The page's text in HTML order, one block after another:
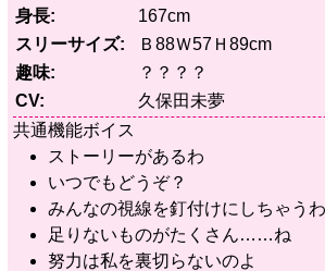
身長
167cm
スリーサイズ
Ｂ88Ｗ57Ｈ89cm
趣味
？？？？
CV
久保田未夢
共通機能ボイス
ストーリーがあるわ
いつでもどうぞ？
みんなの視線を釘付けにしちゃうわ
足りないものがたくさん……ね
努力は私を裏切らないのよ